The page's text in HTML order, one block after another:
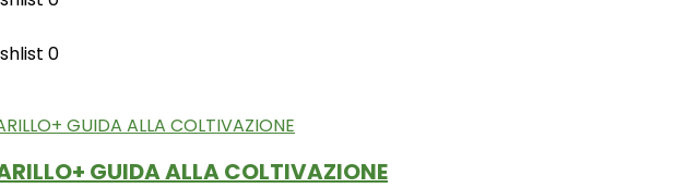
0
GUIDA ALLA COLTIVAZIONE